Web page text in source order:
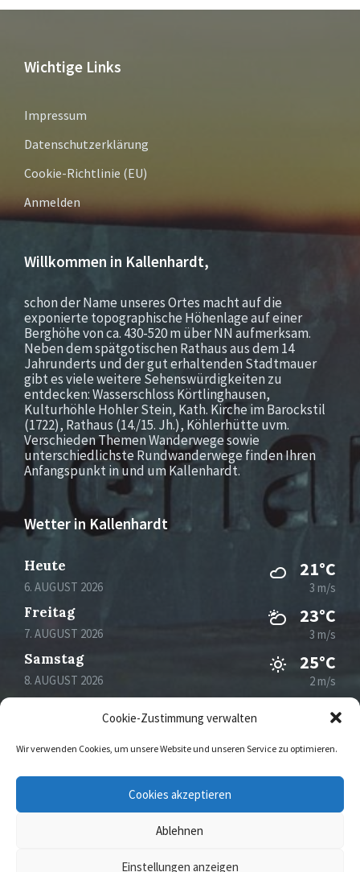
Cookie-Zustimmung verwalten
Wir verwenden Cookies, um unsere Website und unseren Service zu optimieren.
Cookies akzeptieren
Ablehnen
Einstellungen anzeigen
Wichtige Links
Impressum
Datenschutzerklärung
Cookie-Richtlinie (EU)
Anmelden
Willkommen in Kallenhardt,
schon der Name unseres Ortes macht auf die
exponierte topographische Höhenlage auf einer
Berghöhe von ca. 430-520 m über NN aufmerksam.
Neben dem spätgotischen Rathaus aus dem 14
Jahrunderts und der gut erhaltenden Stadtmauer
gibt es viele weitere Sehenswürdigkeiten zu
entdecken: Wasserschloss Körtlinghausen,
Kulturhöhle Hohler Stein, Kath. Kirche im Barockstil
(1722), Rathaus (14./15. Jh.), Köhlerhütte uvm.
Verschieden Themen Wanderwege sowie
unterschiedlichste Rundwanderwege finden Ihren
Anfangspunkt in und um Kallenhardt.
Wetter in Kallenhardt
Heute
6. AUGUST 2026
21°C
3 m/s
Freitag
7. AUGUST 2026
23°C
3 m/s
Samstag
8. AUGUST 2026
25°C
2 m/s
30°C
1 m/s
Facebook Instagram